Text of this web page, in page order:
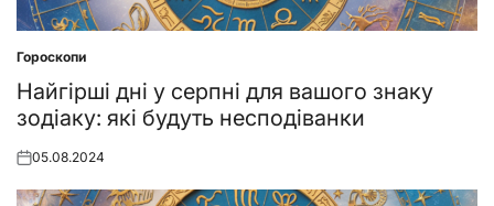
Posted
in
Гороскопи
Найгірші дні у серпні для вашого знаку
зодіаку: які будуть несподіванки
Posted
05.08.2024